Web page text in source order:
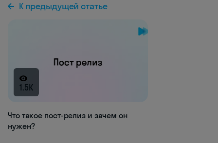
К предыдущей статье
1.5K
Что такое пост-релиз и зачем он
нужен?